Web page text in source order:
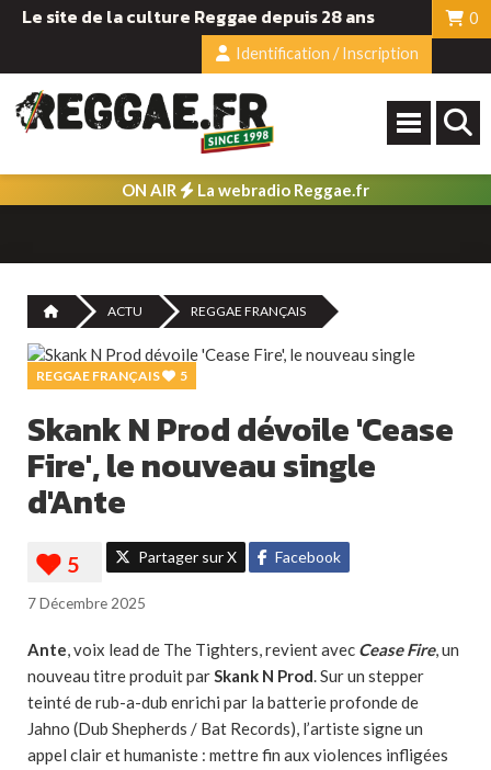
Le site de la culture Reggae depuis 28 ans
0
Identification / Inscription
ON AIR La webradio Reggae.fr
ACTU REGGAE FRANÇAIS
REGGAE FRANÇAIS 5
Skank N Prod dévoile 'Cease
Fire', le nouveau single
d'Ante
Partager sur X Facebook
7 Décembre 2025
Ante, voix lead de The Tighters, revient avec Cease Fire, un
nouveau titre produit parSkank N Prod. Sur un stepper
teinté de rub-a-dub enrichi par la batterie profonde de
Jahno (Dub Shepherds / Bat Records), l’artiste signe un
appel clair et humaniste : mettre fin aux violences infligées